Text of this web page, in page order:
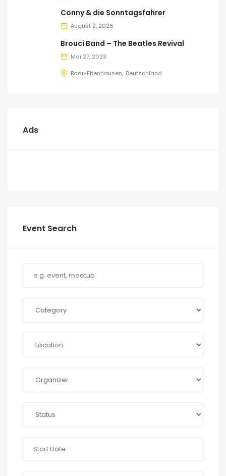
Conny & die Sonntagsfahrer
August 2, 2026
Brouci Band – The Beatles Revival
Mai 27, 2023
Baar-Ebenhausen Deutschland
Ads
Event Search